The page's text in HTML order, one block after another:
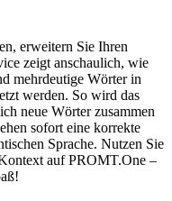
erweitern Sie Ihren
zeigt anschaulich, wie
mehrdeutige Wörter in
werden. So wird das
neue Wörter zusammen
sofort eine korrekte
Sprache. Nutzen Sie
auf PROMT.One –